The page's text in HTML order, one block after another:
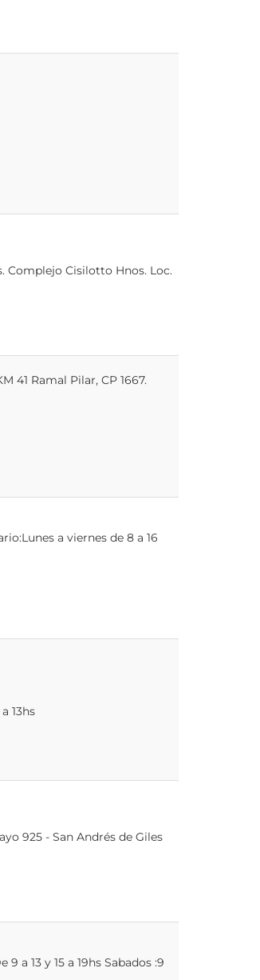
Complejo Cisilotto Hnos. Loc.
41 Ramal Pilar, CP 1667.
a viernes de 8 a 16
13hs
925 - San Andrés de Giles
9 a 13 y 15 a 19hs Sabados :9